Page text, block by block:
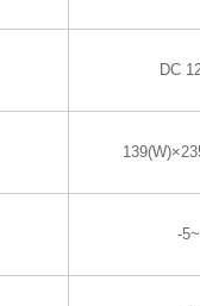
DC
-